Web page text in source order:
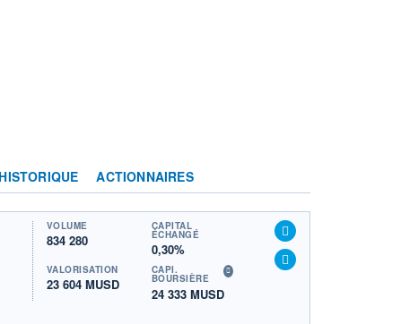
HISTORIQUE ACTIONNAIRES
VOLUME
834 280
CAPITAL
ÉCHANGÉ
0,30%
VALORISATION
23 604 MUSD
CAPI.
BOURSIÈRE
24 333 MUSD